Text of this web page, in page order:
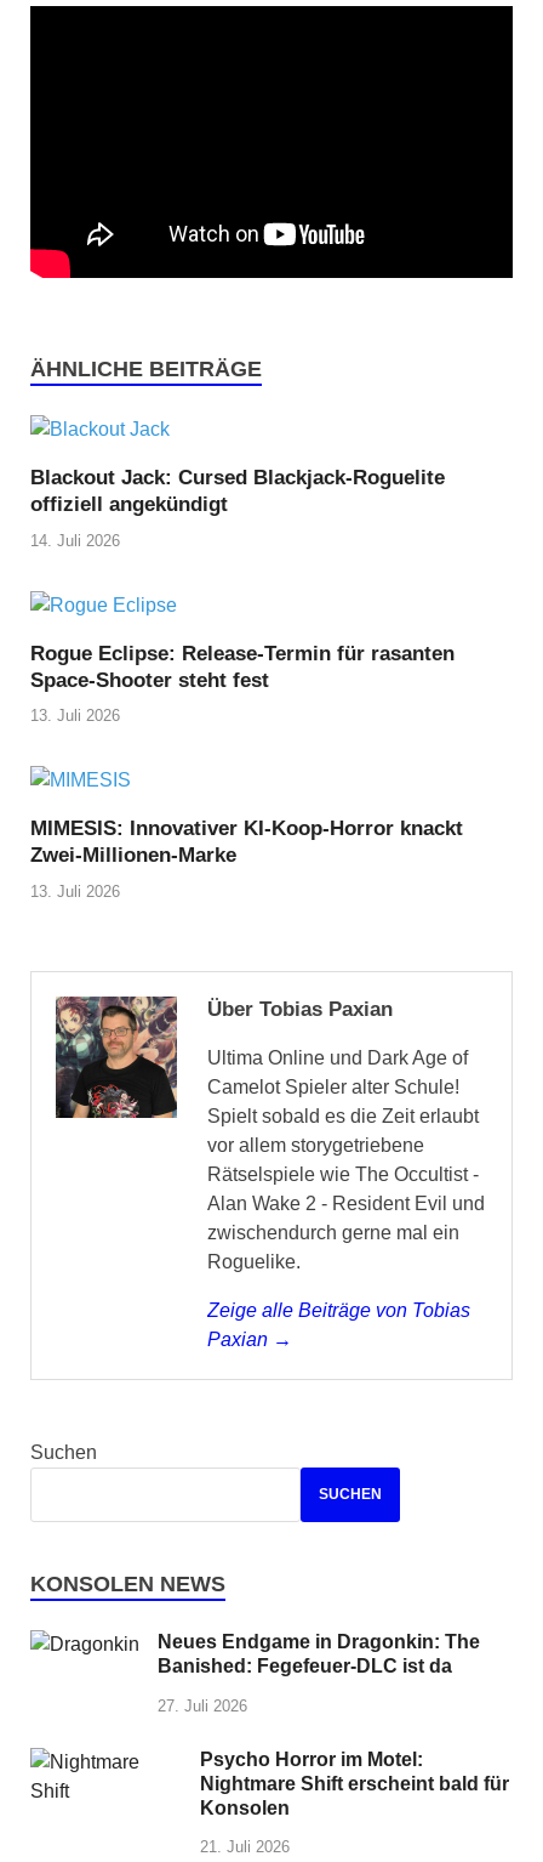
ÄHNLICHE BEITRÄGE
Blackout Jack: Cursed Blackjack-Roguelite
offiziell angekündigt
14. Juli 2026
Rogue Eclipse: Release-Termin für rasanten
Space-Shooter steht fest
13. Juli 2026
MIMESIS: Innovativer KI-Koop-Horror knackt
Zwei-Millionen-Marke
13. Juli 2026
Über Tobias Paxian
Ultima Online und Dark Age of
Camelot Spieler alter Schule!
Spielt sobald es die Zeit erlaubt
vor allem storygetriebene
Rätselspiele wie The Occultist -
Alan Wake 2 - Resident Evil und
zwischendurch gerne mal ein
Roguelike.
Zeige alle Beiträge von Tobias
Paxian →
Suchen
SUCHEN
KONSOLEN NEWS
Neues Endgame in Dragonkin: The
Banished: Fegefeuer-DLC ist da
27. Juli 2026
Psycho Horror im Motel:
Nightmare Shift erscheint bald für
Konsolen
21. Juli 2026